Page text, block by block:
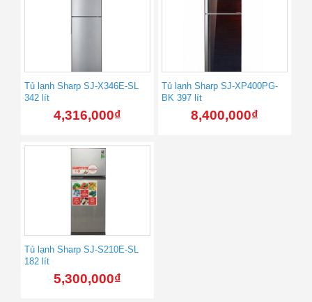
Tủ lạnh Sharp SJ-X346E-SL
342 lít
4,316,000₫
Tủ lạnh Sharp SJ-XP400PG-
BK 397 lít
8,400,000₫
Tủ lạnh Sharp SJ-S210E-SL
182 lít
5,300,000₫